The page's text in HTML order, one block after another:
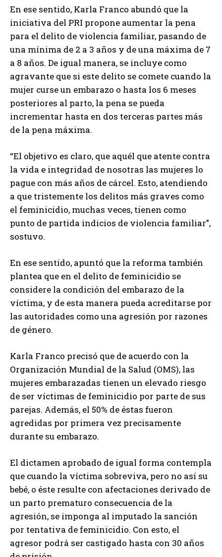
En ese sentido, Karla Franco abundó que la
iniciativa del PRI propone aumentar la pena
para el delito de violencia familiar, pasando de
una mínima de 2 a 3 años y de una máxima de 7
a 8 años. De igual manera, se incluye como
agravante que si este delito se comete cuando la
mujer curse un embarazo o hasta los 6 meses
posteriores al parto, la pena se pueda
incrementar hasta en dos terceras partes más
de la pena máxima.
“El objetivo es claro, que aquél que atente contra
la vida e integridad de nosotras las mujeres lo
pague con más años de cárcel. Esto, atendiendo
a que tristemente los delitos más graves como
el feminicidio, muchas veces, tienen como
punto de partida indicios de violencia familiar”,
sostuvo.
En ese sentido, apuntó que la reforma también
plantea que en el delito de feminicidio se
considere la condición del embarazo de la
víctima, y de esta manera pueda acreditarse por
las autoridades como una agresión por razones
de género.
Karla Franco precisó que de acuerdo con la
Organización Mundial de la Salud (OMS), las
mujeres embarazadas tienen un elevado riesgo
de ser víctimas de feminicidio por parte de sus
parejas. Además, el 50% de éstas fueron
agredidas por primera vez precisamente
durante su embarazo.
El dictamen aprobado de igual forma contempla
que cuando la víctima sobreviva, pero no así su
bebé, o éste resulte con afectaciones derivado de
un parto prematuro consecuencia de la
agresión, se imponga al imputado la sanción
por tentativa de feminicidio. Con esto, el
agresor podrá ser castigado hasta con 30 años